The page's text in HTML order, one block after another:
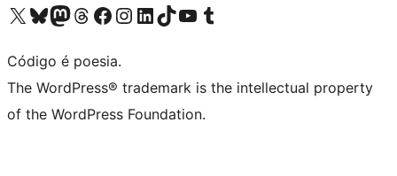
Visite a nossa conta X (antigo Twitter)
Visit our Bluesky account
Visit our Mastodon account
Visit our Threads account
Visite a nossa página do Facebook
Visite a nossa conta no Instagram
Visite a nossa conta no LinkedIn
Visit our TikTok account
Visit our YouTube channel
Visit our Tumblr account
Código é poesia.
The WordPress® trademark is the intellectual property
of the WordPress Foundation.